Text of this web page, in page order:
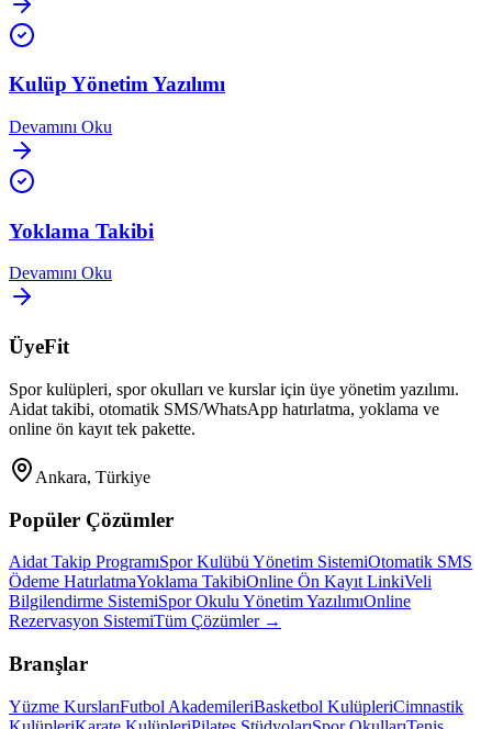
Kulüp Yönetim Yazılımı
Devamını Oku
Yoklama Takibi
Devamını Oku
ÜyeFit
Spor kulüpleri, spor okulları ve kurslar için üye yönetim yazılımı.
Aidat takibi, otomatik SMS/WhatsApp hatırlatma, yoklama ve
online ön kayıt tek pakette.
Ankara, Türkiye
Popüler Çözümler
Aidat Takip ProgramıSpor Kulübü Yönetim SistemiOtomatik SMS
Ödeme HatırlatmaYoklama TakibiOnline Ön Kayıt LinkiVeli
Bilgilendirme SistemiSpor Okulu Yönetim YazılımıOnline
Rezervasyon SistemiTüm Çözümler →
Branşlar
Yüzme KurslarıFutbol AkademileriBasketbol KulüpleriCimnastik